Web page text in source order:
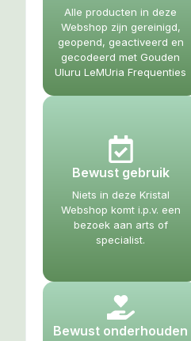
Alle producten in deze
Webshop zijn gereinigd,
geopend, geactiveerd en
gecodeerd met Gouden
Uluru LeMUria Frequenties
Bewust gebruik
Niets in deze Kristal
Webshop komt i.p.v. een
bezoek aan arts of
specialist.
Bewust onderhouden